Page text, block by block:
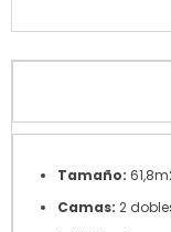
Tamaño:
Camas: 2